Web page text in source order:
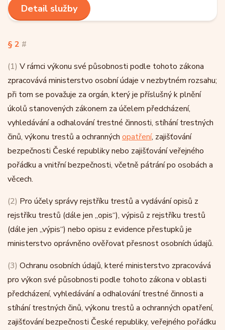
Detail služby
§ 2 #
(1) V rámci výkonu své působnosti podle tohoto zákona
zpracovává ministerstvo osobní údaje v nezbytném rozsahu;
při tom se považuje za orgán, který je příslušný k plnění
úkolů stanovených zákonem za účelem předcházení,
vyhledávání a odhalování trestné činnosti, stíhání trestných
činů, výkonu trestů a ochranných opatření, zajišťování
bezpečnosti České republiky nebo zajišťování veřejného
pořádku a vnitřní bezpečnosti, včetně pátrání po osobách a
věcech.
(2) Pro účely správy rejstříku trestů a vydávání opisů z
rejstříku trestů (dále jen „opis“), výpisů z rejstříku trestů
(dále jen „výpis“) nebo opisu z evidence přestupků je
ministerstvo oprávněno ověřovat přesnost osobních údajů.
(3) Ochranu osobních údajů, které ministerstvo zpracovává
pro výkon své působnosti podle tohoto zákona v oblasti
předcházení, vyhledávání a odhalování trestné činnosti a
stíhání trestných činů, výkonu trestů a ochranných opatření,
zajišťování bezpečnosti České republiky, veřejného pořádku